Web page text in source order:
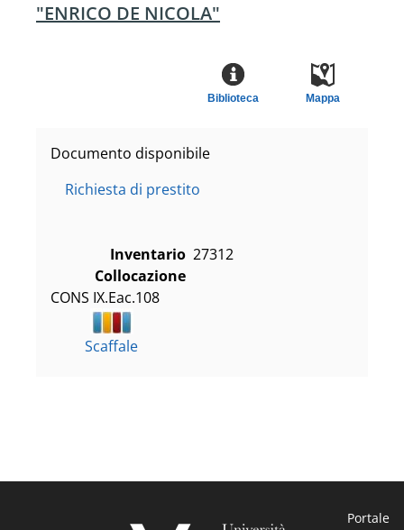
"ENRICO DE NICOLA"
Mappa
Biblioteca
Documento disponibile
Richiesta di prestito
Inventario 27312
Collocazione
CONS IX.Eac.108
Scaffale
Portale